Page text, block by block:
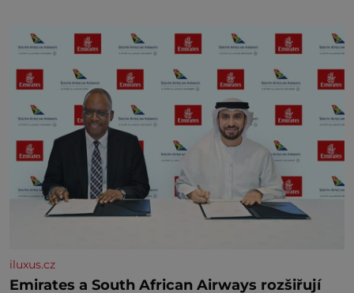
iluxus.cz
Emirates a South African Airways rozšiřují